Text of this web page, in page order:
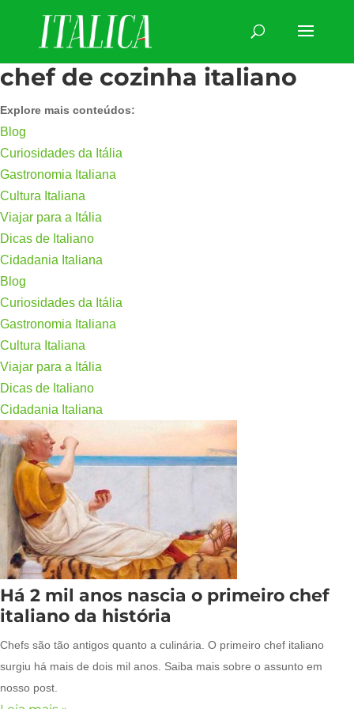
chef de cozinha italiano
Explore mais conteúdos:
Blog
Curiosidades da Itália
Gastronomia Italiana
Cultura Italiana
Viajar para a Itália
Dicas de Italiano
Cidadania Italiana
Blog
Curiosidades da Itália
Gastronomia Italiana
Cultura Italiana
Viajar para a Itália
Dicas de Italiano
Cidadania Italiana
Há 2 mil anos nascia o primeiro chef
italiano da história
Chefs são tão antigos quanto a culinária. O primeiro chef italiano
surgiu há mais de dois mil anos. Saiba mais sobre o assunto em
nosso post.